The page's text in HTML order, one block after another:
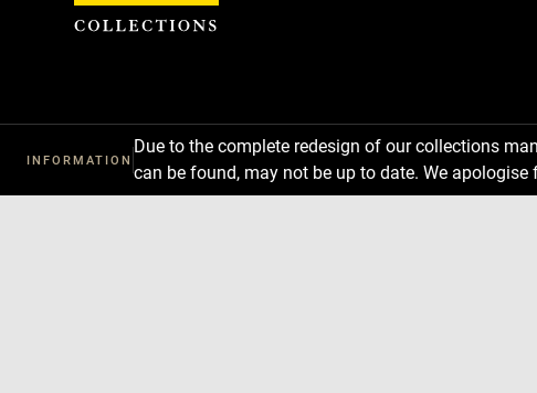
INFORMATION
Due to the complete redesign of our collections
can be found, may not be up to date. We
Cookies management panel